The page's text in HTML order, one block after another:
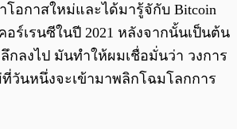
โอกาสใหม่และได้มารู้จักับ Bitcoin
ร์เรนซีในปี 2021 หลังจากนั้นเป็นต้น
กลงไป มันทำให้ผมเชื่อมั่นว่า วงการ
วันหนึ่งจะเข้ามาพลิกโฉมโลกการ